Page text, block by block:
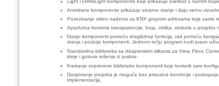
Light i DimmLight komponente koje prikazuju svetlost u raznim
Animirane komponente prikazuju stvarno stanje i daju vernu
Povezivanje video nadzora sa KNX grupnim adresama koje same
Apsolutna kontrola transparencije, boja, oblika, simbola u projektu
Dizajn komponenti pomoću drag&drop funkcija, rad pomoću
stanja i pozicije komponenti. Jednom rečju program nudi pravo
Standardna biblioteka sa dizajnerskim slikama za View, Floor,
ideje i gotova rešenja iz prakse.
Kreiranje sopstvene biblioteke komponenti koje korisnik sam
Dizajniranje projekta je moguće bez prisustva konekcije i
implementacija.